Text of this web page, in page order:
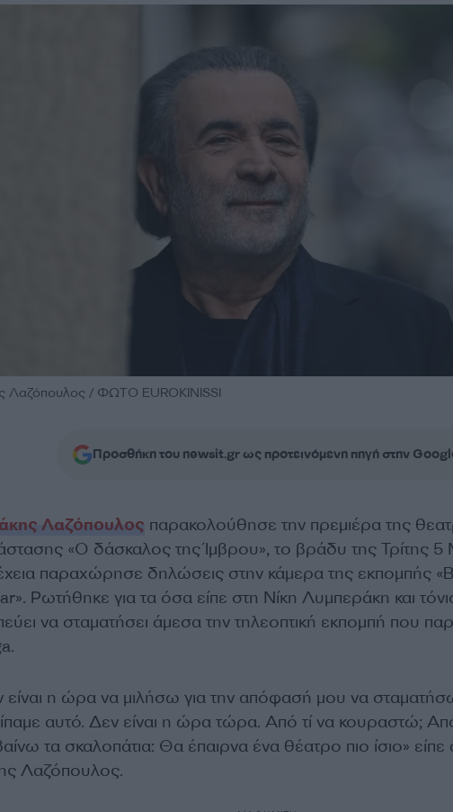
Λαζόπουλος / ΦΩΤΟ EUROKINISSI
Προσθήκη του newsit.gr ως προτεινόμενη πηγή στην
Λαζόπουλος παρακολούθησε την πρεμιέρα της
«Ο δάσκαλος της Ίμβρου», το βράδυ της Τρίτης 5
παραχώρησε δηλώσεις στην κάμερα της εκπομπής
Ρωτήθηκε για τα όσα είπε στη Νίκη Λυμπεράκη και
να σταματήσει άμεσα την τηλεοπτική εκπομπή που
είναι η ώρα να μιλήσω για την απόφασή μου να
αυτό. Δεν είναι η ώρα τώρα. Από τί να κουραστώ;
τα σκαλοπάτια: Θα έπαιρνα ένα θέατρο πιο ίσιο» είπε
Λαζόπουλος.